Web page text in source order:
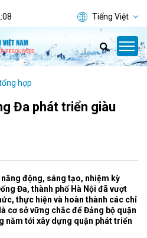
Tiếng Việt
hợp
Đa phát triển giàu
động, sáng tạo, nhiệm kỳ
Đa, thành phố Hà Nội đã vượt
thực hiện và hoàn thành các chỉ
cơ sở vững chắc để Đảng bộ quận
năm tới xây dựng quận phát triển